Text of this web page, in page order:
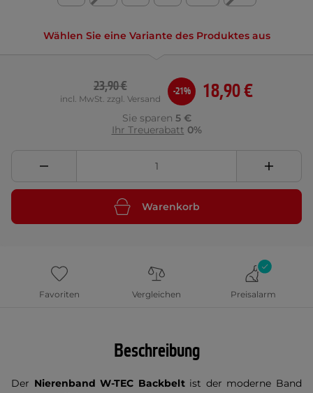
Wählen Sie eine Variante des Produktes aus
18,90 €
23,90 €
incl. MwSt. zzgl. Versand
-21%
Sie sparen 5 €
Ihr Treuerabatt 0%
Warenkorb
Favoriten Vergleichen Preisalarm
Beschreibung
Der Nierenband W-TEC Backbeltist der moderne Band